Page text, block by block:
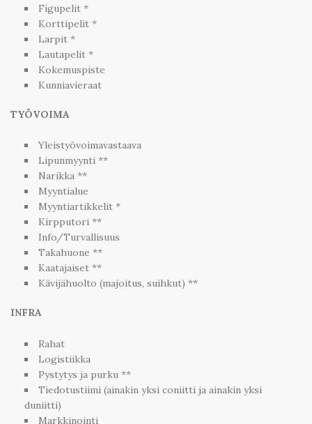
Figupelit *
Korttipelit *
Larpit *
Lautapelit *
Kokemuspiste
Kunniavieraat
TYÖVOIMA
Yleistyövoimavastaava
Lipunmyynti **
Narikka **
Myyntialue
Myyntiartikkelit *
Kirpputori **
Info/Turvallisuus
Takahuone **
Kaatajaiset **
Kävijähuolto (majoitus, suihkut) **
INFRA
Rahat
Logistiikka
Pystytys ja purku **
Tiedotustiimi (ainakin yksi coniitti ja ainakin yksi
duniitti)
Markkinointi